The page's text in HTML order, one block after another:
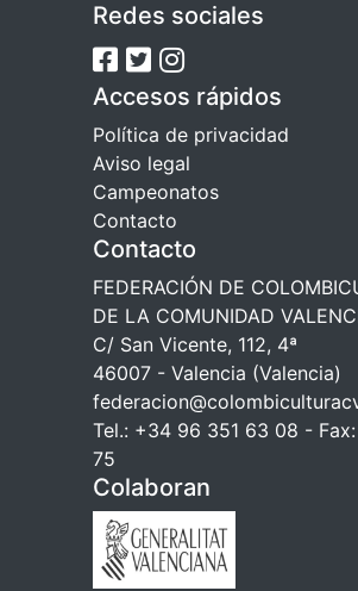
Redes sociales
Accesos rápidos
Política de privacidad
Aviso legal
Campeonatos
Contacto
Contacto
FEDERACIÓN DE
DE LA COMUNIDAD
C/ San Vicente, 112, 4ª
46007 - Valencia (Valencia)
Tel.: +34 96 351 63 08 -
75
Colaboran